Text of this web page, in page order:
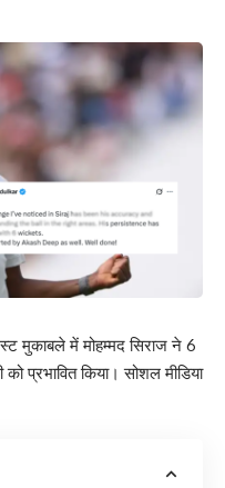
मुकाबले में मोहम्मद सिराज ने 6
प्रभावित किया। सोशल मीडिया